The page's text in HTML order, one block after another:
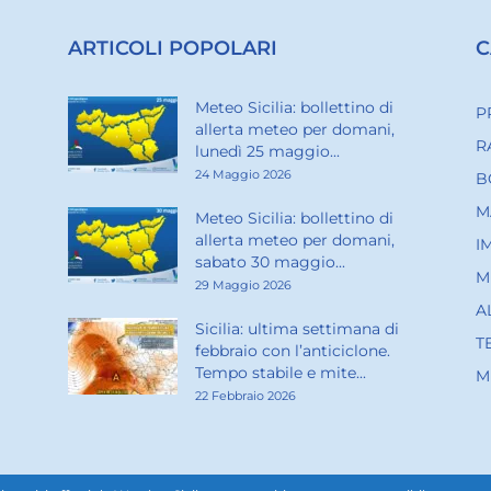
ARTICOLI POPOLARI
Meteo Sicilia: bollettino di
allerta meteo per domani,
lunedì 25 maggio...
24 Maggio 2026
Meteo Sicilia: bollettino di
allerta meteo per domani,
sabato 30 maggio...
29 Maggio 2026
Sicilia: ultima settimana di
febbraio con l’anticiclone.
Tempo stabile e mite...
22 Febbraio 2026